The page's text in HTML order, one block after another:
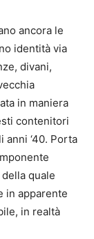
ancora le
identità via
divani,
in maniera
contenitori
‘40. Porta
quale
in apparente
in realtà